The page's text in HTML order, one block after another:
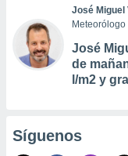
José Miguel
Meteorólogo
José
de
l/m2 y
Síguenos